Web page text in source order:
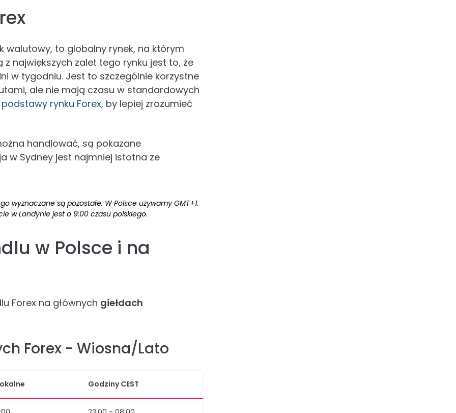
walutowy, to globalny rynek, na którym
największych zalet tego rynku jest to, że
w tygodniu. Jest to szczególnie korzystne
ale nie mają czasu w standardowych
podstawy rynku Forex, by lepiej zrozumieć
handlować, są pokazane
w Sydney jest najmniej istotna ze
wyznaczane są pozostałe. W Polsce używamy GMT+1.
w Londynie jest o 9:00 czasu polskiego.
w Polsce i na
Forex na głównych giełdach
Forex - Wiosna/Lato
Godziny CEST